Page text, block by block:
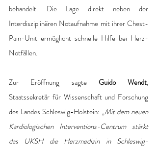
behandelt. Die Lage direkt neben der
Interdisziplinären Notaufnahme mit ihrer Chest-
Pain-Unit ermöglicht schnelle Hilfe bei Herz-
Notfällen.
Zur Eröffnung sagte Guido Wendt,
Staatssekretär für Wissenschaft und Forschung
des Landes Schleswig-Holstein: „Mit dem neuen
Kardiologischen Interventions-Centrum stärkt
das UKSH die Herzmedizin in Schleswig-